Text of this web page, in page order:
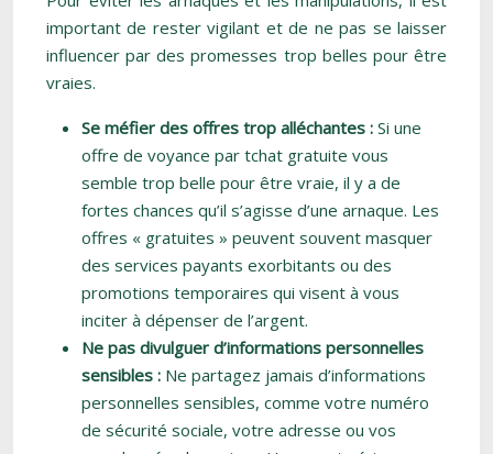
important de rester vigilant et de ne pas se laisser
influencer par des promesses trop belles pour être
vraies.
Se méfier des offres trop alléchantes : Si une
offre de voyance par tchat gratuite vous
semble trop belle pour être vraie, il y a de
fortes chances qu’il s’agisse d’une arnaque. Les
offres « gratuites » peuvent souvent masquer
des services payants exorbitants ou des
promotions temporaires qui visent à vous
inciter à dépenser de l’argent.
Ne pas divulguer d’informations personnelles
sensibles : Ne partagez jamais d’informations
personnelles sensibles, comme votre numéro
de sécurité sociale, votre adresse ou vos